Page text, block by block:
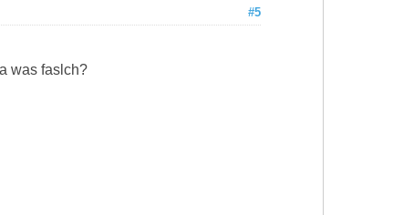
#5
was faslch?